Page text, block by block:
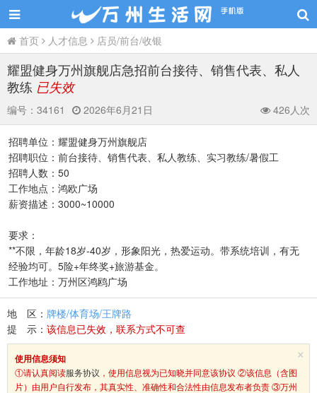
首页 人才信息 店员/前台/收银
耀盟健身万州旗舰店急招前台接待、销售代表、私人
教练 已失效
编号： 34161 2026年6月21日 426人次
招聘单位：耀盟健身万州旗舰店
招聘职位：前台接待、销售代表、私人教练、实习教练/暑假工
招聘人数：50
工作地点：鸿欧广场
薪资描述：3000~10000
要求：
**不限，年龄18岁-40岁，形象阳光，热爱运动。带系统培训，有无
经验均可。5险+年终奖+旅游基金。
工作地址：万州区鸿鸥广场
地 区： 牌楼/体育场/王牌路
提 示： 该信息已失效，联系方式不可查
×
使用信息须知
①请认真阅读服务协议 ，使用信息视为已知晓并同意该协议 ②该信息（含图
片）由用户自行发布，其真实性、准确性和合法性由信息发布者负责 ③万州